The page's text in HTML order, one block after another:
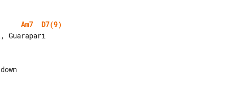
Am7
D7(9)
Guarapari